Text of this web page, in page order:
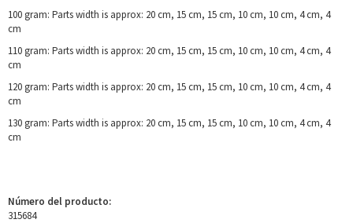
100 gram: Parts width is approx: 20 cm, 15 cm, 15 cm, 10 cm, 10 cm, 4 cm, 4
cm
110 gram: Parts width is approx: 20 cm, 15 cm, 15 cm, 10 cm, 10 cm, 4 cm, 4
cm
120 gram: Parts width is approx: 20 cm, 15 cm, 15 cm, 10 cm, 10 cm, 4 cm, 4
cm
130 gram: Parts width is approx: 20 cm, 15 cm, 15 cm, 10 cm, 10 cm, 4 cm, 4
cm
Número del producto:
315684